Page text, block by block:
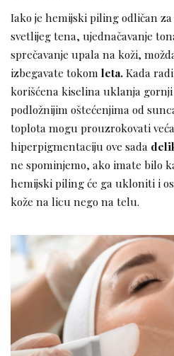
Iako je hemijski piling odličan
svetlijeg tena, ujednačavanje
sprečavanje upala na koži,
izbegavate tokom leta.Kada
korišćena kiselina uklanja gornji
podložnijim oštećenjima od
toplota mogu prouzrokovati
hiperpigmentaciju ove sada
ne spominjemo, ako imate bilo
hemijski piling će ga ukloniti i
kože na licu nego na telu.